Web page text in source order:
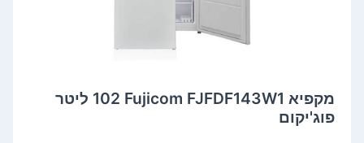
מקפיא Fujicom FJFDF143W1 ‏102 ‏ליטר
פוג'יקום